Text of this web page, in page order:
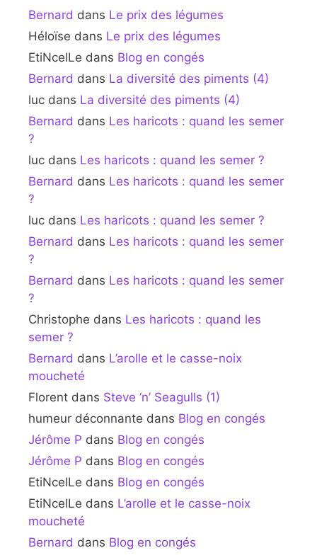
Bernard dans Le prix des légumes
Héloïse dans Le prix des légumes
EtiNcelLe dans Blog en congés
Bernard dans La diversité des piments (4)
luc dans La diversité des piments (4)
Bernard dans Les haricots : quand les semer
?
luc dans Les haricots : quand les semer ?
Bernard dans Les haricots : quand les semer
?
luc dans Les haricots : quand les semer ?
Bernard dans Les haricots : quand les semer
?
Bernard dans Les haricots : quand les semer
?
Christophe dans Les haricots : quand les
semer ?
Bernard dans L’arolle et le casse-noix
moucheté
Florent dans Steve ‘n’ Seagulls (1)
humeur déconnante dans Blog en congés
Jérôme P dans Blog en congés
Jérôme P dans Blog en congés
EtiNcelLe dans Blog en congés
EtiNcelLe dans L’arolle et le casse-noix
moucheté
Bernard dans Blog en congés